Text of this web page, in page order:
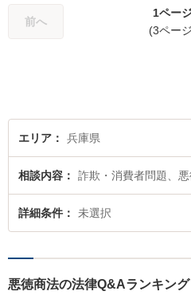
扱っており
ご事情から
前へ
1ペー
(3ペー
エリア 兵庫県
相談内容 詐欺・消費者問題、
詳細条件 未選択
悪徳商法の法律Q&Aランキング